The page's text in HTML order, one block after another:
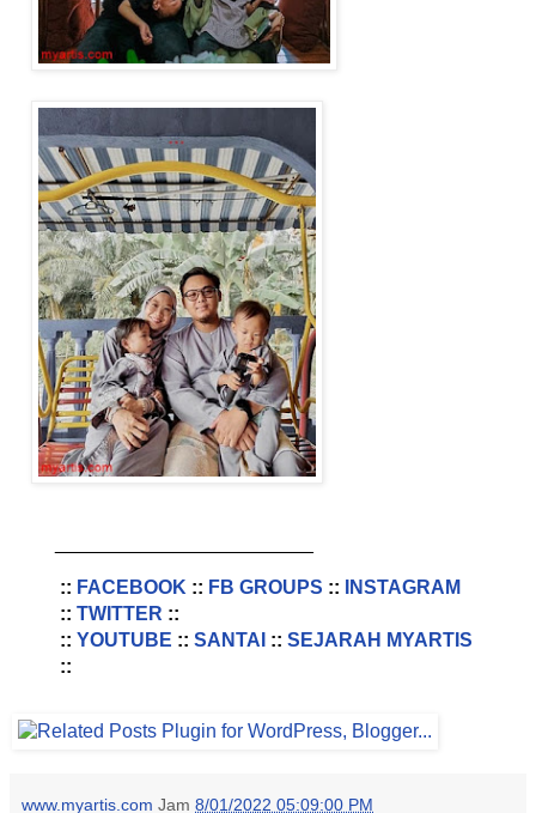
:: FACEBOOK :: FB GROUPS ::
INSTAGRAM
:: TWITTER ::
:: YOUTUBE :: SANTAI :: SEJARAH MYARTIS
::
www.myartis.com Jam 8/01/2022 05:09:00 PM